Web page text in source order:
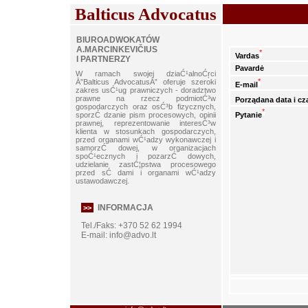
Balticus Advocatus
BIUROADWOKATÓW
A.MARCINKEVIČIUS
I PARTNERZY
W ramach swojej dziaĆ¹alnoĆŗci
Ā”Balticus AdvocatusĀ” oferuje szeroki
zakres usĆ¹ug prawniczych - doradztwo
prawne na rzecz podmiotĆ³w
gospodarczych oraz osĆ³b fizycznych,
sporzĆ dzanie pism procesowych, opinii
prawnej, reprezentowanie interesĆ³w
klienta w stosunkach gospodarczych,
przed organami wĆ¹adzy wykonawczej i
samorzĆ dowej, w organizacjach
spoĆ¹ecznych i pozarzĆ dowych,
udzielanie zastĆ¦pstwa procesowego
przed sĆ dami i organami wĆ¹adzy
ustawodawczej.
>>
INFORMACJA
Tel./Faks: +370 52 62 1994
E-mail: info@advo.lt
Vardas*
Pavardė
E-mail*
Porządana data i
Pytanie*